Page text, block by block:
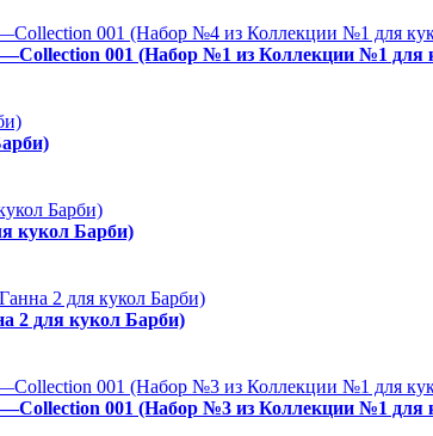
001 (Набор №1 из Коллекции №1 для
кукол Барби)
2 для кукол Барби)
001 (Набор №3 из Коллекции №1 для